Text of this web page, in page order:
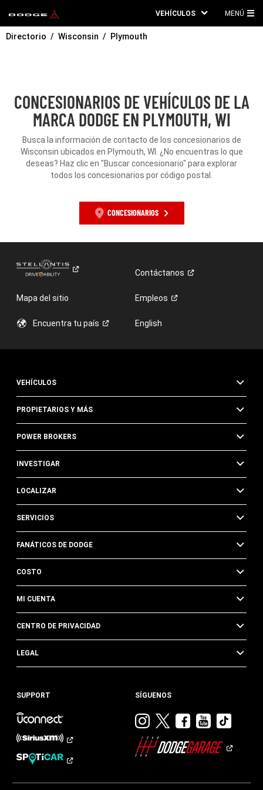
VEHÍCULOS MENÚ
Directorio Wisconsin Plymouth
CONCESIONARIOS DE VEHÍCULOS DE LA
MARCA DODGE EN PLYMOUTH, WI
Busca la información de contacto de los concesionarios de
Wisconsin ubicados en Plymouth, WI. ¿No encuentras lo que
deseas? Haz clic en "Buscar concesionario" para explorar
todos los concesionarios por código postal.
CONCESIONARIOS
Contáctanos
Mapa del sitio Empleos
Encuentra tu país English
VEHÍCULOS
PROPIETARIOS Y MÁS
POWER BROKERS
INVESTIGAR
LOCALIZAR
SERVICIOS
FANÁTICOS DE DODGE
COSTO
MI CUENTA
CENTRO DE PRIVACIDAD
LEGAL
SUPPORT SÍGUENOS
Visitar
Dodge
en
Visitar
en
Visitar
en
Visitar
en en